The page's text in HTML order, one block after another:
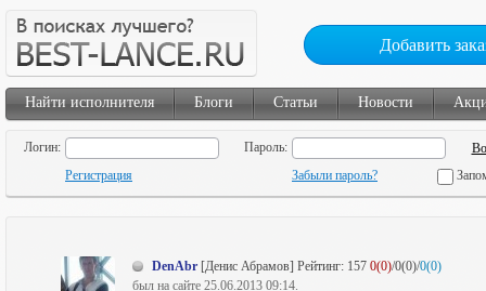
Добавить
Найти исполнителя Блоги Статьи Новости
Логин:
Пароль:
Регистрация
Забыли пароль?
DenAbr [Денис Абрамов] Рейтинг: 157 0(0)/0(0)/0(0)
был на сайте 25.06.2013 09:14.